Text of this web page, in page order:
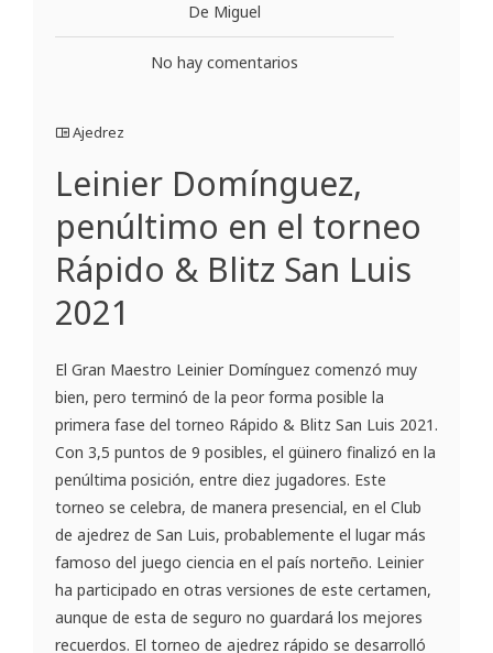
De Miguel
No hay comentarios
Ajedrez
Leinier Domínguez,
penúltimo en el torneo
Rápido & Blitz San Luis
2021
El Gran Maestro Leinier Domínguez comenzó muy
bien, pero terminó de la peor forma posible la
primera fase del torneo Rápido & Blitz San Luis 2021.
Con 3,5 puntos de 9 posibles, el güinero finalizó en la
penúltima posición, entre diez jugadores. Este
torneo se celebra, de manera presencial, en el Club
de ajedrez de San Luis, probablemente el lugar más
famoso del juego ciencia en el país norteño. Leinier
ha participado en otras versiones de este certamen,
aunque de esta de seguro no guardará los mejores
recuerdos. El torneo de ajedrez rápido se desarrolló